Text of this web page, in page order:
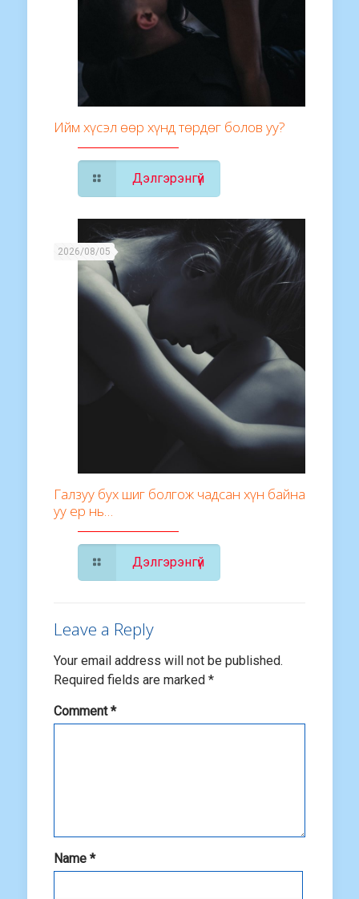
Ийм хүсэл өөр хүнд төрдөг болов уу?
Дэлгэрэнгүй
2026/08/05
Галзуу бух шиг болгож чадсан хүн байна
уу ер нь…
Дэлгэрэнгүй
Leave a Reply
Your email address will not be published.
Required fields are marked *
Comment*
Name *